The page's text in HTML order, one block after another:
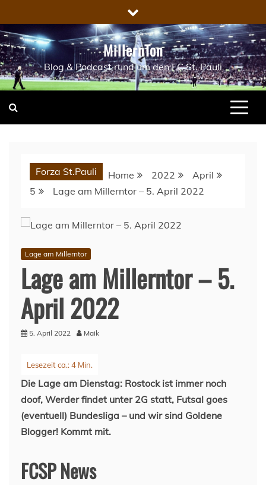
to
content
MillernTon
Blog & Podcast rund um den FC St. Pauli
Forza St.Pauli Home 2022
April
5
Lage am Millerntor – 5. April 2022
Lage am Millerntor
Lage am Millerntor – 5.
April 2022
5. April 2022 Maik
Die Lage am Dienstag: Rostock ist immer noch
doof, Werder findet unter 2G statt, Futsal goes
(eventuell) Bundesliga – und wir sind Goldene
Blogger! Kommt mit.
FCSP News